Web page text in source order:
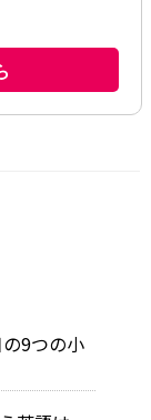
9つの小